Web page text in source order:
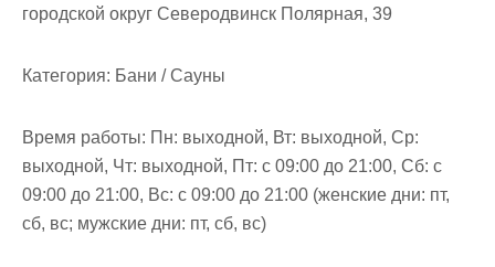
городской округ Северодвинск Полярная, 39
Категория: Бани / Сауны
Время работы: Пн: выходной, Вт: выходной, Ср:
выходной, Чт: выходной, Пт: с 09:00 до 21:00, Сб: с
09:00 до 21:00, Вс: с 09:00 до 21:00 (женские дни: пт,
сб, вс; мужские дни: пт, сб, вс)